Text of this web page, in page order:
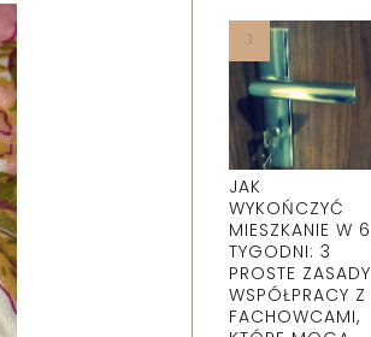
JAK
WYKOŃCZYĆ
MIESZKANIE W 6
TYGODNI: 3
PROSTE ZASADY
WSPÓŁPRACY Z
FACHOWCAMI,